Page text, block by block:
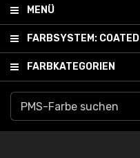
MENÜ
FARBSYSTEM: COATED
FARBKATEGORIEN